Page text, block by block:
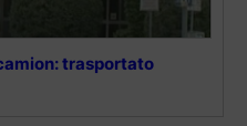
trasportato